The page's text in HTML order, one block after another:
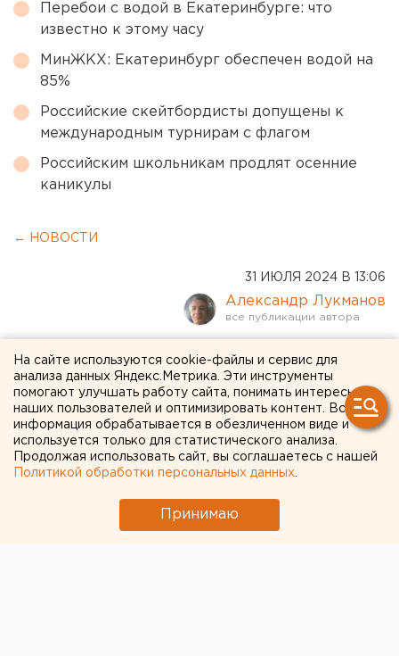
Перебои с водой в Екатеринбурге: что
известно к этому часу
МинЖКХ: Екатеринбург обеспечен водой на
85%
Российские скейтбордисты допущены к
международным турнирам с флагом
Российским школьникам продлят осенние
каникулы
← НОВОСТИ
31 ИЮЛЯ 2024 В 13:06
Александр Лукманов
Путин подписал указ о
федеральной выплате 400
тысяч рублей
контрактникам. ДОКУМЕНТ
На сайте используются cookie-файлы и сервис для
анализа данных Яндекс.Метрика. Эти инструменты
помогают улучшать работу сайта, понимать интересы
наших пользователей и оптимизировать контент. Вся
информация обрабатывается в обезличенном виде и
используется только для статистического анализа.
Продолжая использовать сайт, вы соглашаетесь с нашей
Политикой обработки персональных данных
Принимаю